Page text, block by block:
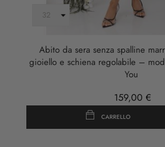
Abito da sera senza spalline
gioiello e schiena regolabile –
You
159,00 €
CARRELLO